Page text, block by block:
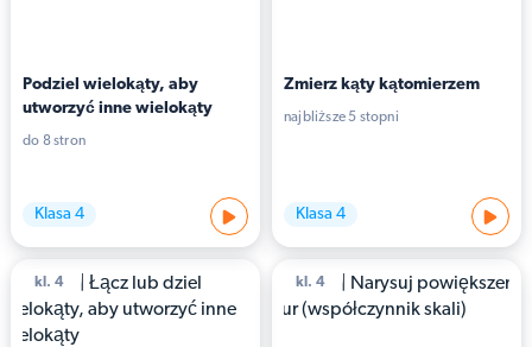
Podziel wielokąty, aby
utworzyć inne wielokąty
do 8 stron
Klasa 4
Zmierz kąty kątomierzem
najbliższe 5 stopni
Klasa 4
kl. 4 kl. 4